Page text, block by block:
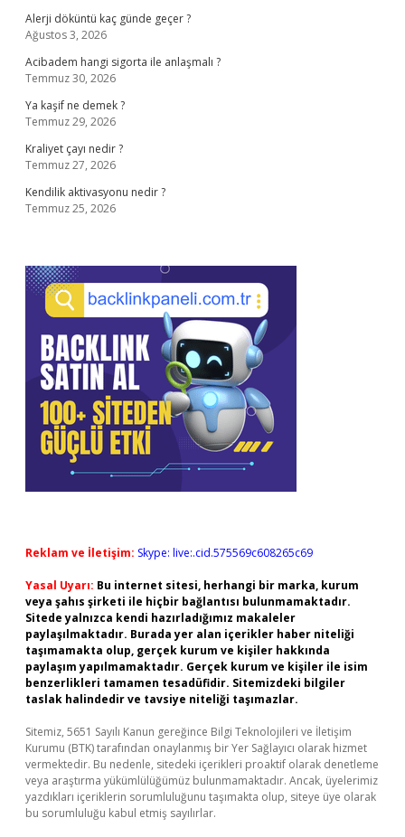
Alerji döküntü kaç günde geçer ?
Ağustos 3, 2026
Acibadem hangi sigorta ile anlaşmalı ?
Temmuz 30, 2026
Ya kaşif ne demek ?
Temmuz 29, 2026
Kraliyet çayı nedir ?
Temmuz 27, 2026
Kendilik aktivasyonu nedir ?
Temmuz 25, 2026
Reklam ve İletişim: Skype: live:.cid.575569c608265c69
Yasal Uyarı: Bu internet sitesi, herhangi bir marka, kurum
veya şahıs şirketi ile hiçbir bağlantısı bulunmamaktadır.
Sitede yalnızca kendi hazırladığımız makaleler
paylaşılmaktadır. Burada yer alan içerikler haber niteliği
taşımamakta olup, gerçek kurum ve kişiler hakkında
paylaşım yapılmamaktadır. Gerçek kurum ve kişiler ile isim
benzerlikleri tamamen tesadüfidir. Sitemizdeki bilgiler
taslak halindedir ve tavsiye niteliği taşımazlar.
Sitemiz, 5651 Sayılı Kanun gereğince Bilgi Teknolojileri ve İletişim
Kurumu (BTK) tarafından onaylanmış bir Yer Sağlayıcı olarak hizmet
vermektedir. Bu nedenle, sitedeki içerikleri proaktif olarak denetleme
veya araştırma yükümlülüğümüz bulunmamaktadır. Ancak, üyelerimiz
yazdıkları içeriklerin sorumluluğunu taşımakta olup, siteye üye olarak
bu sorumluluğu kabul etmiş sayılırlar.